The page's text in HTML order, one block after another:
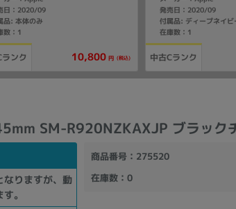
ス】
日：2020/09
品: 本体のみ
数：1
ンク 10,800 円 (税込)
ケース/ディープ
ツバンド】
発売日：2020/09
付属品: ディープネイ
在庫数：1
中古Cランク
SM-R920NZKAXJP ブラック
なりますが、動
。
商品番号：275520
在庫数：0